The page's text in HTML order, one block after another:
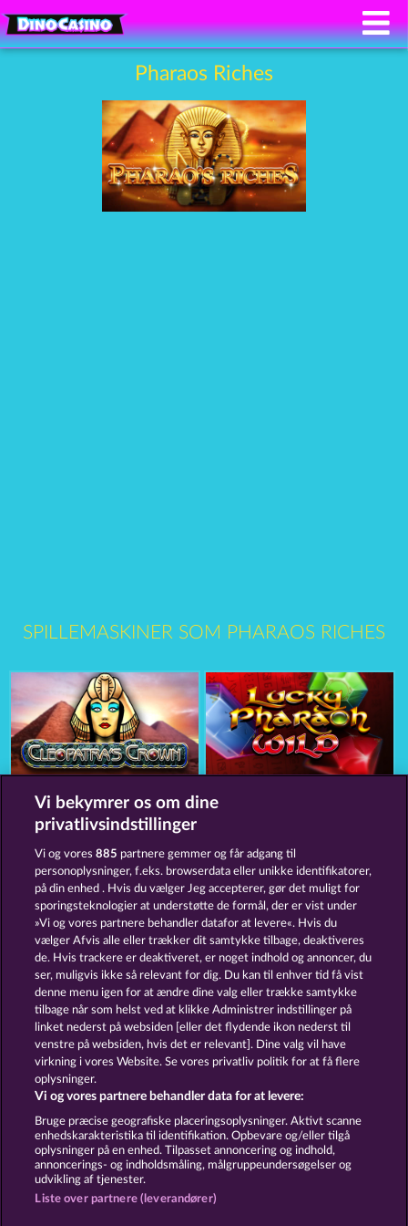
Pharaos Riches
SPILLEMASKINER SOM PHARAOS RICHES
Jack Potter and the Book of Dynasties Ramses Book
Vilkår og betingelser Datasikkerhed
Kontakt Virksomhed FAQ Facebook
Indsend anmodning om tilbagetrækning
Vi bekymrer os om dine
privatlivsindstillinger
Vi og vores885 partnere gemmer og får adgang til
personoplysninger, f.eks. browserdata eller unikke identifikatorer,
på din enhed . Hvis du vælger Jeg accepterer, gør det muligt for
sporingsteknologier at understøtte de formål, der er vist under
»Vi og vores partnere behandler datafor at levere«. Hvis du
vælger Afvis alle eller trækker dit samtykke tilbage, deaktiveres
de. Hvis trackere er deaktiveret, er noget indhold og annoncer, du
ser, muligvis ikke så relevant for dig. Du kan til enhver tid få vist
denne menu igen for at ændre dine valg eller trække samtykke
tilbage når som helst ved at klikke Administrer indstillinger på
linket nederst på websiden [eller det flydende ikon nederst til
venstre på websiden, hvis det er relevant]. Dine valg vil have
virkning i vores Website. Se vores privatliv politik for at få flere
oplysninger.
Vi og vores partnere behandler data for at levere:
Bruge præcise geografiske placeringsoplysninger. Aktivt scanne
enhedskarakteristika til identifikation. Opbevare og/eller tilgå
oplysninger på en enhed. Tilpasset annoncering og indhold,
annoncerings- og indholdsmåling, målgruppeundersøgelser og
udvikling af tjenester.
Liste over partnere (leverandører)